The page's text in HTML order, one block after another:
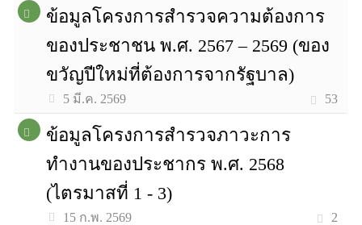
ข้อมูลโครงการสำรวจความต้องการ
ของประชาชน พ.ศ. 2567 – 2569 (ของ
ขวัญปีใหม่ที่ต้องการจากรัฐบาล)
5 มี.ค. 2569 53
ข้อมูลโครงการสำรวจภาวะการ
ทำงานของประชากร พ.ศ. 2568
(ไตรมาสที่ 1 - 3)
15 ก.พ. 2569 2